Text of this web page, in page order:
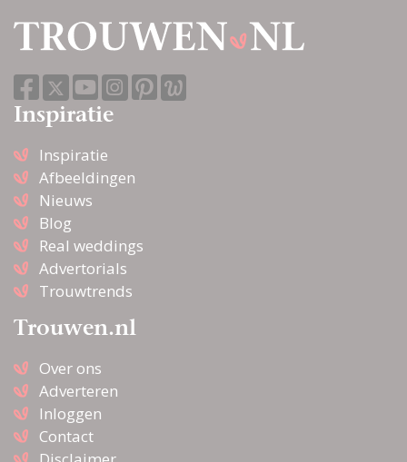
Inspiratie
Inspiratie
Afbeeldingen
Nieuws
Blog
Real weddings
Advertorials
Trouwtrends
Trouwen.nl
Over ons
Adverteren
Inloggen
Contact